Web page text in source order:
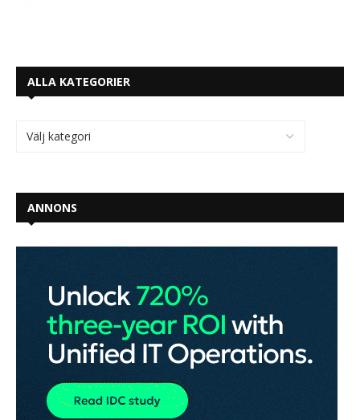
ALLA KATEGORIER
ANNONS